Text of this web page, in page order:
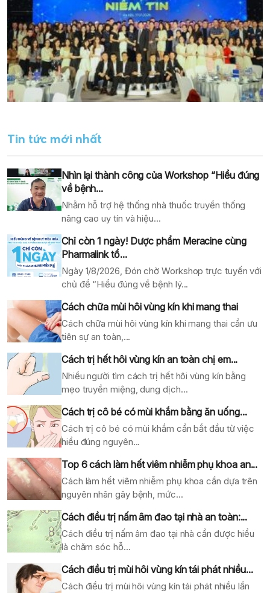
Tin tức mới nhất
Nhìn lại thành công của Workshop “Hiểu đúng
về bệnh...
Nhằm hỗ trợ hệ thống nhà thuốc truyền thống
nâng cao uy tín và hiệu...
Chỉ còn 1 ngày! Dược phẩm Meracine cùng
Pharmalink tổ...
Ngày 1/8/2026, Đón chờ Workshop trực tuyến với
chủ đề “Hiểu đúng về bệnh lý...
Cách chữa mùi hôi vùng kín khi mang thai
Cách chữa mùi hôi vùng kín khi mang thai cần ưu
tiên sự an toàn,...
Cách trị hết hôi vùng kín an toàn chị em...
Nhiều người tìm cách trị hết hôi vùng kín bằng
mẹo truyền miệng, dung dịch...
Cách trị cô bé có mùi khắm bằng ăn uống...
Cách trị cô bé có mùi khắm cần bắt đầu từ việc
hiểu đúng nguyên...
Top 6 cách làm hết viêm nhiễm phụ khoa an...
Cách làm hết viêm nhiễm phụ khoa cần dựa trên
nguyên nhân gây bệnh, mức...
Cách điều trị nấm âm đao tại nhà an toàn:...
Cách điều trị nấm âm đao tại nhà cần được hiểu
là chăm sóc hỗ...
Cách điều trị mùi hôi vùng kín tái phát nhiều...
Cách điều trị mùi hôi vùng kín tái phát nhiều lần